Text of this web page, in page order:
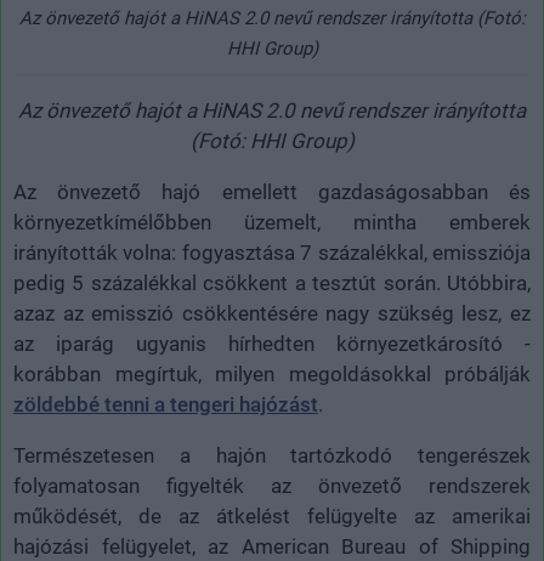
Az önvezető hajót a HiNAS 2.0 nevű rendszer irányította (Fotó:
HHI Group)
Az önvezető hajót a HiNAS 2.0 nevű rendszer irányította
(Fotó: HHI Group)
Az önvezető hajó emellett gazdaságosabban és
környezetkímélőbben üzemelt, mintha emberek
irányították volna: fogyasztása 7 százalékkal, emissziója
pedig 5 százalékkal csökkent a tesztút során. Utóbbira,
azaz az emisszió csökkentésére nagy szükség lesz, ez
az iparág ugyanis hírhedten környezetkárosító -
korábban megírtuk, milyen megoldásokkal próbálják
zöldebbé tenni a tengeri hajózást.
Természetesen a hajón tartózkodó tengerészek
folyamatosan figyelték az önvezető rendszerek
működését, de az átkelést felügyelte az amerikai
hajózási felügyelet, az American Bureau of Shipping